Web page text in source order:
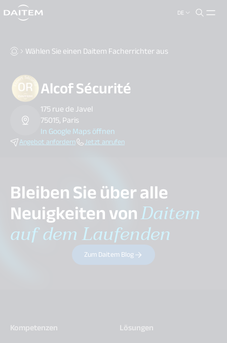
DE
search.label
Wählen Sie einen Daitem Facherrichter aus
Alcof Sécurité
175 rue de Javel
75015, Paris
In Google Maps öffnen
Angebot anfordern Jetzt anrufen
Bleiben Sie über alle
Neuigkeiten vonDaitem
auf dem Laufenden
Zum Daitem Blog
Kompetenzen
Lösungen